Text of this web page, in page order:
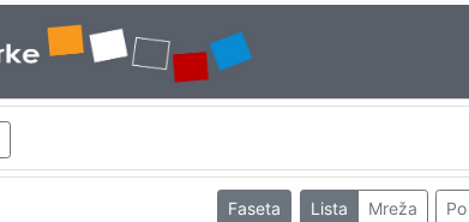
Faseta Lista Mreža